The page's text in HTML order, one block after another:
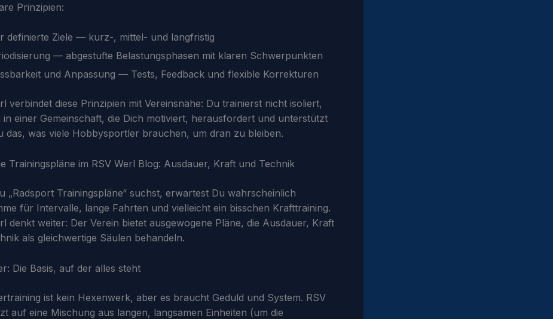
Prinzipien:
definierte Ziele — kurz-, mittel- und langfristig
— abgestufte Belastungsphasen mit klaren Schwerpunkten
und Anpassung — Tests, Feedback und flexible Korrekturen
verbindet diese Prinzipien mit Vereinsnähe: Du trainierst nicht isoliert,
in einer Gemeinschaft, die Dich motiviert, herausfordert und unterstützt
das, was viele Hobbysportler brauchen, um dran zu bleiben.
Trainingspläne im RSV Werl Blog: Ausdauer, Kraft und Technik
„Radsport Trainingspläne“ suchst, erwartest Du wahrscheinlich
für Intervalle, lange Fahrten und vielleicht ein bisschen Krafttraining.
denkt weiter: Der Verein bietet ausgewogene Pläne, die Ausdauer, Kraft
als gleichwertige Säulen behandeln.
Die Basis, auf der alles steht
ist kein Hexenwerk, aber es braucht Geduld und System. RSV
auf eine Mischung aus langen, langsamen Einheiten (um die